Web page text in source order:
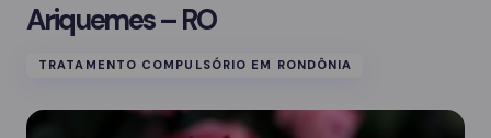
Ariquemes – RO
TRATAMENTO COMPULSÓRIO EM RONDÔNIA